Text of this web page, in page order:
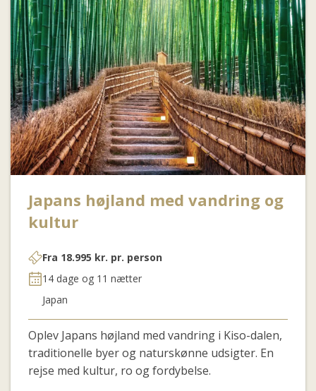
Japans højland med vandring og
kultur
Fra 18.995 kr. pr. person
14 dage og 11 nætter
Japan
Oplev Japans højland med vandring i Kiso-dalen,
traditionelle byer og naturskønne udsigter. En
rejse med kultur, ro og fordybelse.